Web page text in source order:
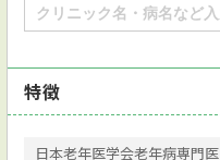
特徴
日本老年医学会老年病専門医